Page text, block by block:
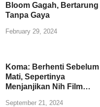
Bloom Gagah, Bertarung
Tanpa Gaya
February 29, 2024
Koma: Berhenti Sebelum
Mati, Sepertinya
Menjanjikan Nih Film…
September 21, 2024